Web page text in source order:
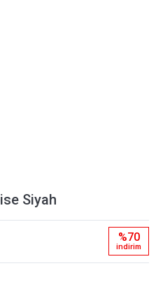
Siyah
%70
i̇ndi̇ri̇m